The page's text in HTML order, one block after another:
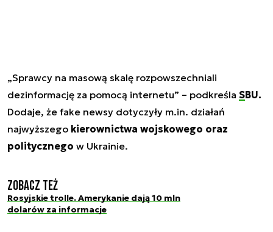
„Sprawcy na masową skalę rozpowszechniali
dezinformację za pomocą internetu” – podkreśla SBU.
Dodaje, że fake newsy dotyczyły m.in. działań
najwyższego kierownictwa wojskowego oraz
politycznego w Ukrainie.
Zobacz też
Rosyjskie trolle. Amerykanie dają 10 mln
dolarów za informacje